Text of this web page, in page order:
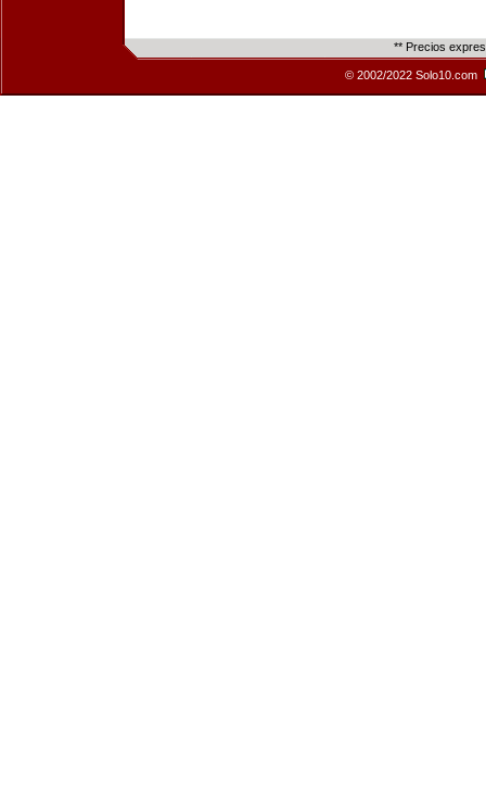
** Precios
© 2002/2022 Solo10.com